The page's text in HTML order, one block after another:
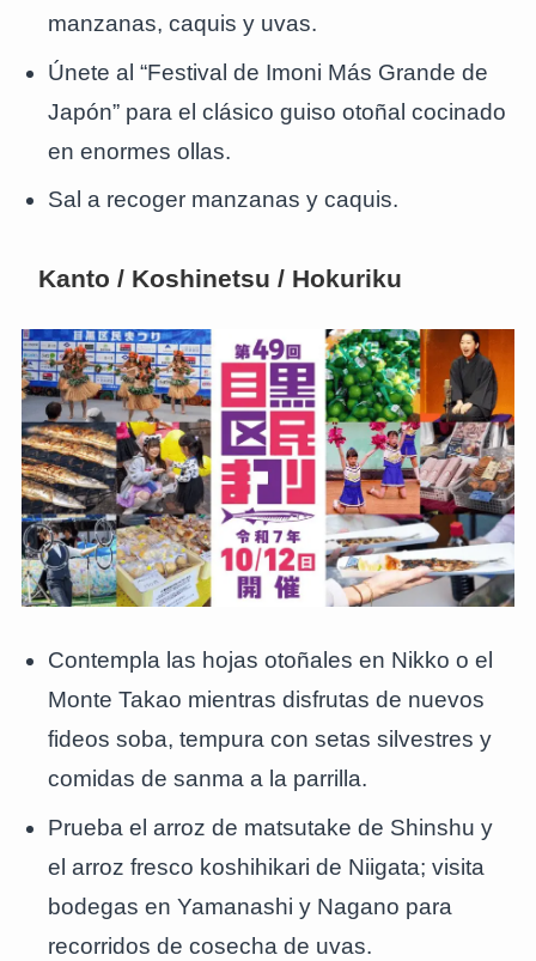
manzanas, caquis y uvas.
Únete al “Festival de Imoni Más Grande de
Japón” para el clásico guiso otoñal cocinado
en enormes ollas.
Sal a recoger manzanas y caquis.
Kanto / Koshinetsu / Hokuriku
Contempla las hojas otoñales en Nikko o el
Monte Takao mientras disfrutas de nuevos
fideos soba, tempura con setas silvestres y
comidas de sanma a la parrilla.
Prueba el arroz de matsutake de Shinshu y
el arroz fresco koshihikari de Niigata; visita
bodegas en Yamanashi y Nagano para
recorridos de cosecha de uvas.